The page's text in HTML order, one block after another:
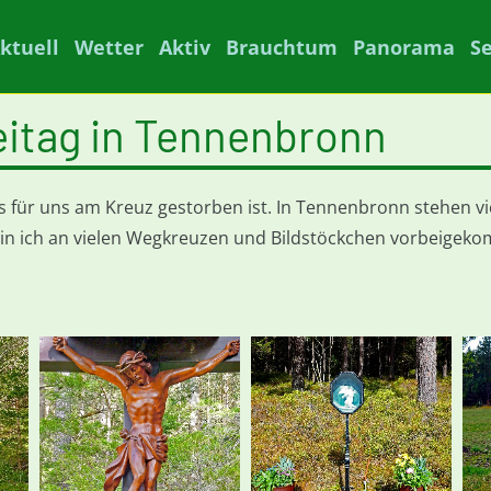
Wetter Aktiv Brauchtum Panorama
in Tennenbronn
für uns am Kreuz gestorben ist. In Tennenbronn stehen
ich an vielen Wegkreuzen und Bildstöckchen